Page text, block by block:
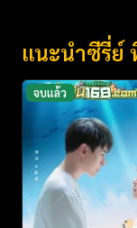
แนะนำซีรี่ย์
จบแล้ว